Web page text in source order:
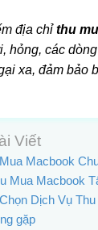
địa chỉthu
hỏng, các
xa, đảm bảo
Viết
Macbook
Mua Macbook
Dịch Vụ
gặp